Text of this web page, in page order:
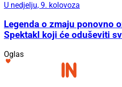
U nedjelju, 9. kolovoza
Legenda o zmaju ponovno
Spektakl koji će oduševiti
Oglas